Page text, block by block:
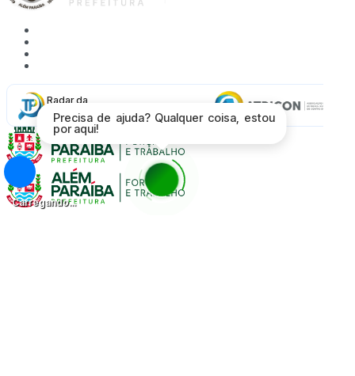
Carregando...
Radar da
Transparência
Precisa de ajuda? Qualquer coisa, estou
por aqui!